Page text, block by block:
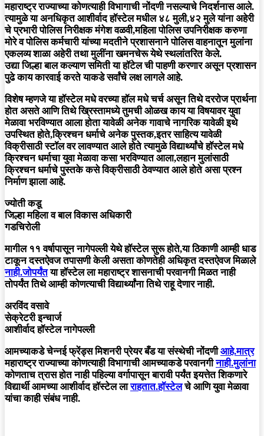
महाराष्ट्र राज्याच्या कोणत्याही विभागाची नोंदणी नसल्याचे निदर्शनास आले.
त्यामुळे या अनधिकृत आशीर्वाद हॉस्टेल मधील ४८ मुली,४२ मुले यांना अहेरी
चे प्रभारी पोलिस निरीक्षक मंगेश वळवी,महिला पोलिस उपनिरीक्षक करुणा
मोरे व पोलिस कर्मचारी यांच्या मदतीने प्रशासनाने पोलिस वाहनातून मुलांना
एकलव्य शाळा अहेरी तथा मुलींना खमनचेरू येथे स्थलांतरित केले.
उद्या जिल्हा बाल कल्याण समिती या हॉटेल ची पाहणी करणार असून प्रशासन
पुढे काय कारवाई करते याकडे सर्वांचे लक्ष लागले आहे.
विशेष म्हणजे या हॉस्टेल मधे वरच्या हॉल मधे चर्च असून तिथे दररोज प्रार्थना
होत असते आणि तिथे ख्रिस्तामध्ये तुमची ओळख काय या विषयावर युवा
मेळावा भरविण्यात आला होता यावेळी अनेक गावाचे नागरिक यावेळी इथे
उपस्थित होते,क्रिश्चन धर्माचे अनेक पुस्तक,इतर साहित्य यावेळी
विक्रीसाठी स्टॉल वर लावण्यात आले होते त्यामुळे विद्यार्थ्यांचे हॉस्टेल मधे
क्रिश्चन धर्माचा युवा मेळावा कसा भरविण्यात आला,लहान मुलांसाठी
क्रिश्चन धर्माचे पुस्तके कसे विक्रीसाठी ठेवण्यात आले होते असा प्रश्न
निर्माण झाला आहे.
ज्योती कडू
जिल्हा महिला व बाल विकास अधिकारी
गडचिरोली
मागील ११ वर्षापासून नागेपल्ली येथे हॉस्टेल सुरू होते,या ठिकाणी आम्ही धाड
टाकून दस्तऐवज तपासणी केली असता कोणतेही अधिकृत दस्तऐवज मिळाले
नाही.जोपर्यंतया हॉस्टेल ला महाराष्ट्र शासनाची परवानगी मिळत नाही
तोपर्यंत तिथे आम्ही कोणत्याची विद्यार्थ्यांना तिथे राहू देणार नाही.
अरविंद वसावे
सेक्रेटरी इन्चार्ज
आशीर्वाद हॉस्टेल नागेपल्ली
आमच्याकडे चेन्नई फ्रेंड्स मिशनरी प्रेयर बँड या संस्थेची नोंदणीआहे.मात्र
महाराष्ट्र राज्याच्या कोणत्याही विभागाची आमच्याकडे परवानगीनाही.मुलांना
कोणताच त्रास होत नाही पहिल्या वर्गापासून बारावी पर्यंत इयत्तेत शिकणारे
विद्यार्थी आमच्या आशीर्वाद हॉस्टेल लाराहतात.हॉस्टेलचे आणि युवा मेळावा
यांचा काही संबंध नाही.